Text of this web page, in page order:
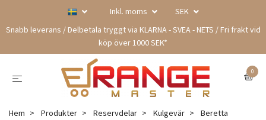
Inkl. moms
SEK
Snabb leverans / Delbetala tryggt via KLARNA - SVEA - NETS / Fri frakt vid
köp över 1000 SEK*
0
Hem Produkter Reservdelar Kulgevär
Beretta